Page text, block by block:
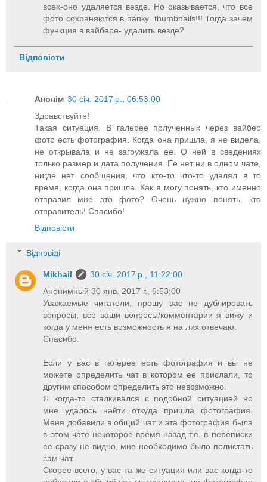
всех-оно удаляется везде. Но оказывается, что все
фото сохраняются в папку .thumbnails!!! Тогда зачем
функция в вайбере- удалить везде?
Відповісти
Анонім 30 січ. 2017 р., 06:53:00
Здравствуйте!
Такая ситуация. В галерее полученных через вайбер
фото есть фотография. Когда она пришла, я не видела,
не открывала и не загружала ее. О ней в сведениях
только размер и дата получения. Ее нет ни в одном чате,
нигде нет сообщения, что кто-то что-то удалял в то
время, когда она пришла. Как я могу понять, кто именно
отправил мне это фото? Очень нужно понять, кто
отправитель! Спасибо!
Відповісти
Відповіді
Mikhail
30 січ. 2017 р., 11:22:00
Анонимный 30 янв. 2017 г., 6:53:00
Уважаемые читатели, прошу вас не дублировать
вопросы, все ваши вопросы/комментарии я вижу и
когда у меня есть возможность я на лих отвечаю.
Спасибо.
Если у вас в галерее есть фотография и вы не
можете определить чат в котором ее прислали, то
другим способом определить это невозможно.
Я когда-то сталкивался с подобной ситуацией но
мне удалось найти откуда пришла фотография.
Меня добавили в общий чат и эта фотография была
в этом чате некоторое время назад т.е. в переписки
ее сразу не видно, мне необходимо было полистать
сам чат.
Скорее всего, у вас та же ситуация или вас когда-то